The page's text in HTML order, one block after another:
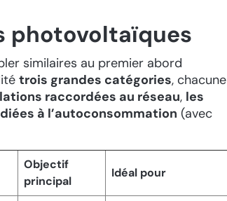
photovoltaïques
similaires au premier abord
trois grandes catégories, chacune
raccordées au réseau, les
à l’autoconsommation (avec
Objectif
principal
Idéal pour